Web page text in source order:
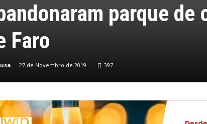
parque de
Faro
- 27 de Novembro de 2019 397